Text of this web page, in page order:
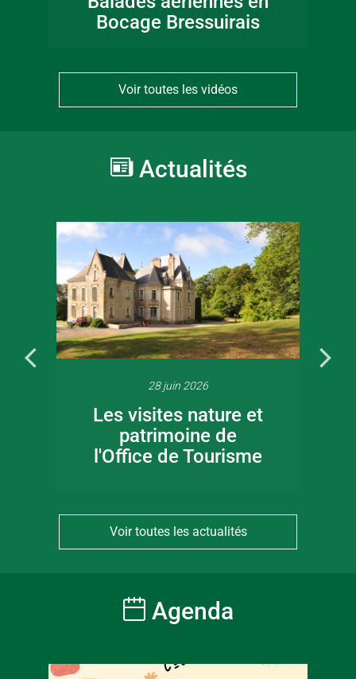
Bocage Bressuirais
Voir toutes les vidéos
Actualités
28 juin 2026
Les visites nature et
patrimoine de
l'Office de Tourisme
Voir toutes les actualités
Agenda